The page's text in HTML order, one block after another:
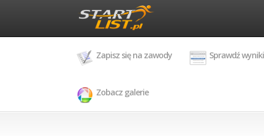
Zapisz się na zawody Sprawdź wyniki
Zobacz galerie